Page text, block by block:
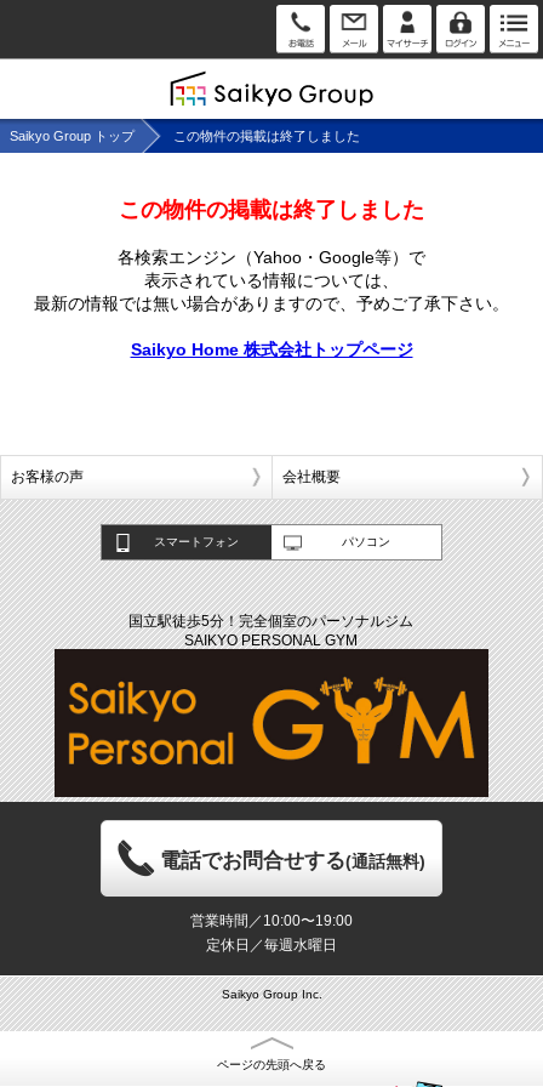
Saikyo Group トップ この物件の掲載は終了しました
この物件の掲載は終了しました
各検索エンジン（Yahoo・Google等）で
表示されている情報については、
最新の情報では無い場合がありますので、 予めご了承下さい。
Saikyo Home 株式会社トップページ
お客様の声 会社概要
スマートフォン パソコン
国立駅徒歩5分！完全個室のパーソナルジム
SAIKYO PERSONAL GYM
電話でお問合せする(通話無料)
営業時間／10:00〜19:00
定休日／毎週水曜日
Saikyo Group Inc.
ページの先頭へ戻る